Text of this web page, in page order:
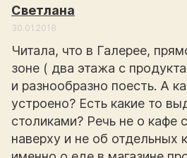
Светлана
30.01.2018
Читала, что в Галерее,
зоне ( два этажа с
и разнообразно поесть. А
устроено? Есть какие то
столиками? Речь не о кафе
наверху и не об отдельных